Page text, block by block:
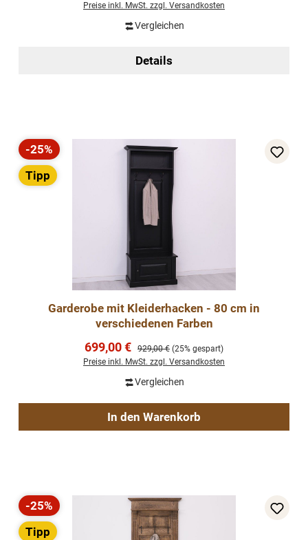
Preise inkl. MwSt. zzgl. Versandkosten
Vergleichen
Details
Rabatt
-25%
Tipp
Garderobe mit Kleiderhacken - 80 cm in
verschiedenen Farben
Verkaufspreis:
699,00 € Regulärer Preis:
929,00 € (25% gespart)
Preise inkl. MwSt. zzgl. Versandkosten
Vergleichen
In den Warenkorb
Rabatt
-25%
Tipp